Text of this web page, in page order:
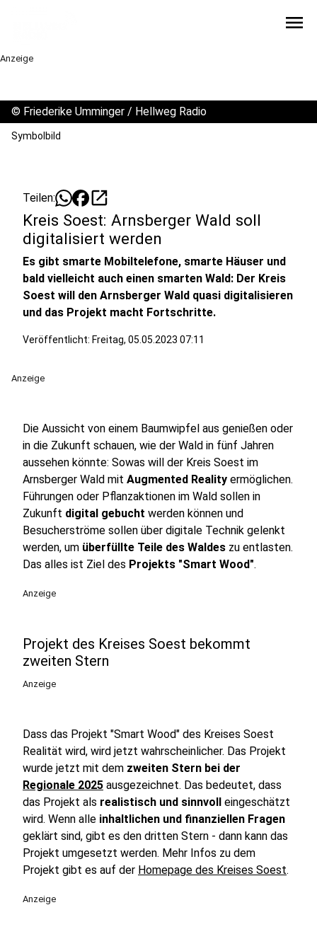
menu
Anzeige
© Friederike Umminger / Hellweg Radio
Symbolbild
Teilen: open_in_new
Kreis Soest: Arnsberger Wald soll
digitalisiert werden
Es gibt smarte Mobiltelefone, smarte Häuser und
bald vielleicht auch einen smarten Wald: Der Kreis
Soest will den Arnsberger Wald quasi digitalisieren
und das Projekt macht Fortschritte.
Veröffentlicht: Freitag, 05.05.2023 07:11
Anzeige
Die Aussicht von einem Baumwipfel aus genießen oder
in die Zukunft schauen, wie der Wald in fünf Jahren
aussehen könnte: Sowas will der Kreis Soest im
Arnsberger Wald mit Augmented Reality ermöglichen.
Führungen oder Pflanzaktionen im Wald sollen in
Zukunft digital gebucht werden können und
Besucherströme sollen über digitale Technik gelenkt
werden, um überfüllte Teile des Waldes zu entlasten.
Das alles ist Ziel des Projekts "Smart Wood".
Anzeige
Projekt des Kreises Soest bekommt
zweiten Stern
Anzeige
Dass das Projekt "Smart Wood" des Kreises Soest
Realität wird, wird jetzt wahrscheinlicher. Das Projekt
wurde jetzt mit dem zweiten Stern bei der
Regionale 2025 ausgezeichnet. Das bedeutet, dass
das Projekt als realistisch und sinnvoll eingeschätzt
wird. Wenn alle inhaltlichen und finanziellen Fragen
geklärt sind, gibt es den dritten Stern - dann kann das
Projekt umgesetzt werden. Mehr Infos zu dem
Projekt gibt es auf der Homepage des Kreises Soest.
Anzeige